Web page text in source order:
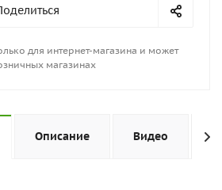
для интернет-магазина и может
магазинах
Описание Видео